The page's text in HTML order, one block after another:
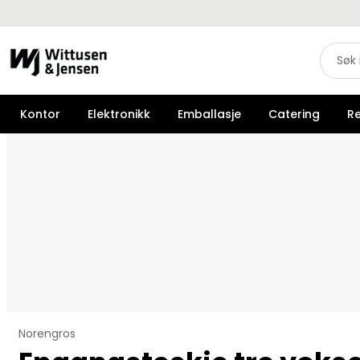
Kontor Elektronikk Emballasje Catering
Norengros